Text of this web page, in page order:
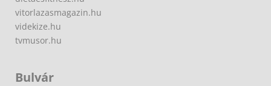
vitorlazasmagazin.hu
videkize.hu
tvmusor.hu
Bulvár